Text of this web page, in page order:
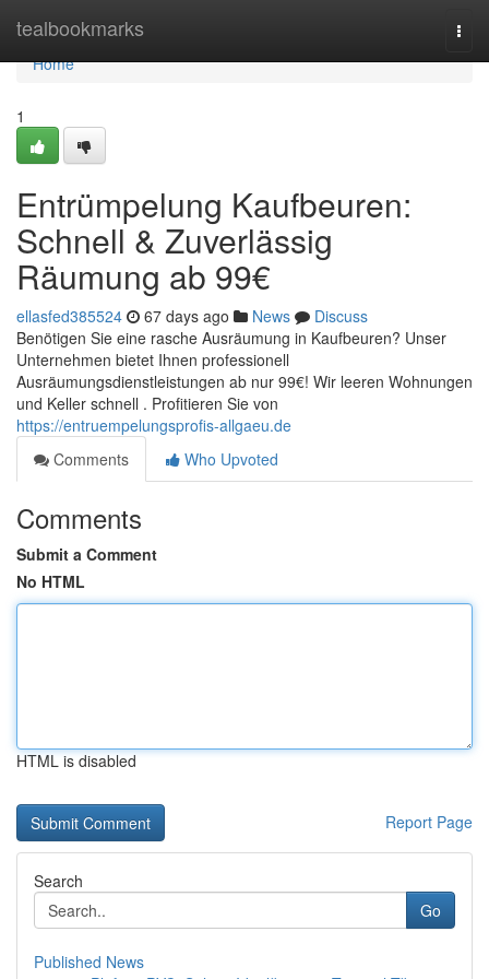
tealbookmarks
Home
Home
1
Entrümpelung Kaufbeuren:
Schnell & Zuverlässig
Räumung ab 99€
ellasfed385524 67 days ago News
Discuss
Benötigen Sie eine rasche Ausräumung in Kaufbeuren? Unser
Unternehmen bietet Ihnen professionell
Ausräumungsdienstleistungen ab nur 99€! Wir leeren Wohnungen
und Keller schnell . Profitieren Sie von
https://entruempelungsprofis-allgaeu.de
Comments
Who Upvoted
Comments
Submit a Comment
No HTML
HTML is disabled
Report Page
Search
Go
Published News